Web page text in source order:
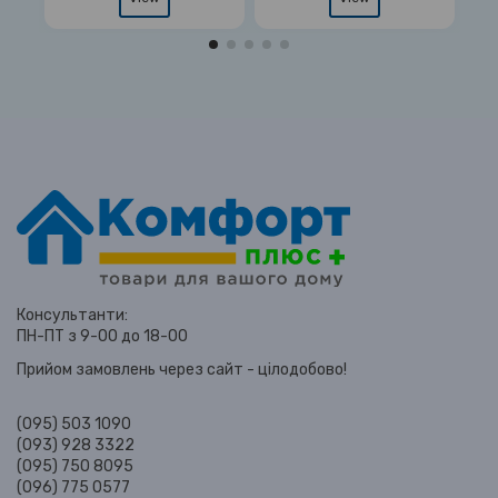
Консультанти:
ПН-ПТ з 9-00 до 18-00
Прийом замовлень через сайт - цілодобово!
(095) 503 1090
(093) 928 3322
(095) 750 8095
(096) 775 0577